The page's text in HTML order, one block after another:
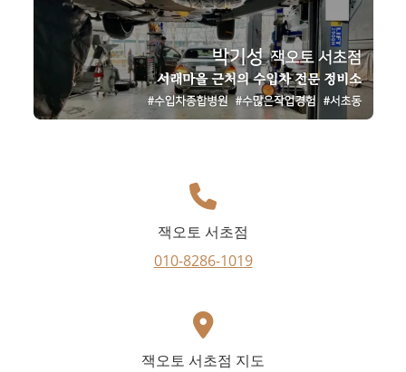
잭오토 서초점
010-8286-1019
잭오토 서초점 지도